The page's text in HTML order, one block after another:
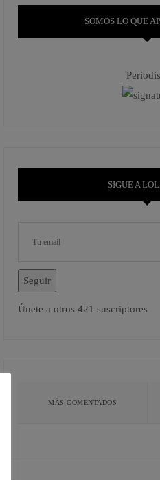
SOMOS LO QUE
SIGUE A
Seguir
Únete a otros 421 suscriptores
MÁS COMENTADOS